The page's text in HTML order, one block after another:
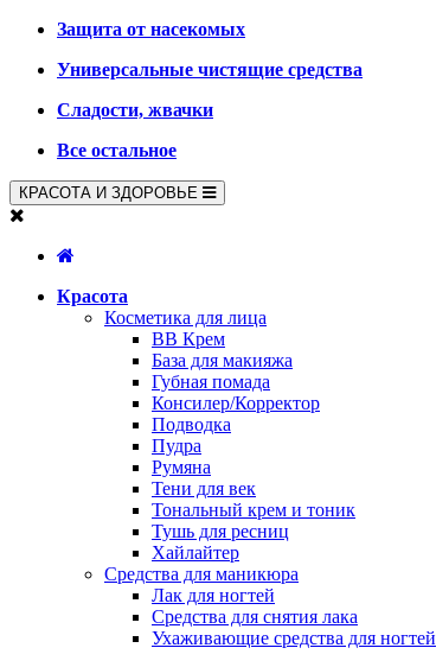
Защита от насекомых
Универсальные чистящие средства
Сладости, жвачки
Все остальное
КРАСОТА И ЗДОРОВЬЕ
Красота
Косметика для лица
BB Крем
База для макияжа
Губная помада
Консилер/Корректор
Подводка
Пудра
Румяна
Тени для век
Тональный крем и тоник
Тушь для ресниц
Хайлайтер
Средства для маникюра
Лак для ногтей
Средства для снятия лака
Ухаживающие средства для ногтей